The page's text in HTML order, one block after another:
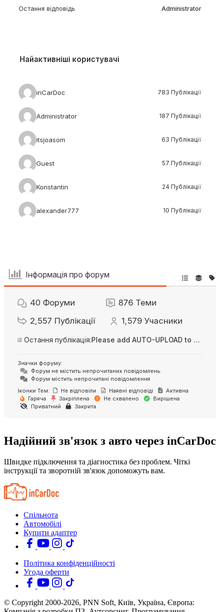
Остання відповідь
Administrator
Найактивніші користувачі
inCarDoc 783 Публікації
Administrator 187 Публікації
itsjoasom 63 Публікації
Guest 57 Публікації
Konstantin 24 Публікації
alexander777 10 Публікації
Інформація про форум
40 Форуми 876 Теми
2,557 Публікації 1,579 Учасники
Остання публікація: Please add AUTO-UPLOAD to server option + 2FA/MFA
Значки форуму:
Форум не містить непрочитаних повідомлень
Форум містить непрочитані повідомлення
Іконки Тем:
Не відповіли Наявні відповіді
Активна
Гаряча
Закріплена Не схвалено
Вирішена
Приватний
Закрита
Надійний зв'язок з авто через inCarDoc
Швидке підключення та діагностика без проблем. Чіткі
інструкції та зворотній зв'язок допоможуть вам.
Спільнота
Автомобілі
Купити адаптер
Політика конфіденційності
Угода оферти
© Copyright 2000-2026, PNN Soft, Київ, Україна, Європа: